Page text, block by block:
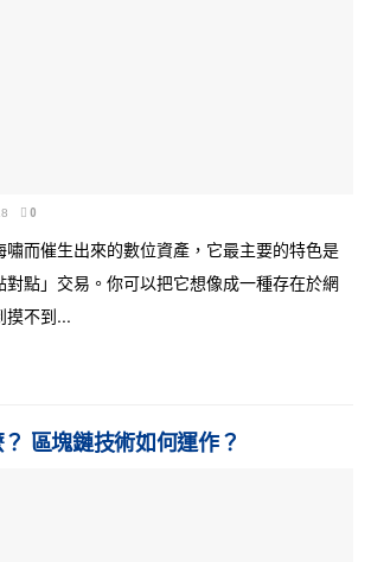
0
嘯而催生出來的數位資產，它最主要的特色是
對點」交易。你可以把它想像成一種存在於網
摸不到...
區塊鏈技術如何運作？